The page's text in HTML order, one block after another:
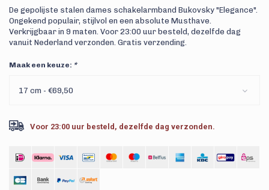
De gepolijste stalen dames schakelarmband Bukovsky "Elegance".
Ongekend populair, stijlvol en een absolute Musthave.
Verkrijgbaar in 9 maten. Voor 23:00 uur besteld, dezelfde dag
vanuit Nederland verzonden. Gratis verzending.
Maak een keuze: *
17 cm - €69,50
Voor 23:00 uur besteld, dezelfde dag verzonden.